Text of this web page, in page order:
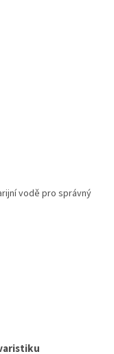
vodě pro správný